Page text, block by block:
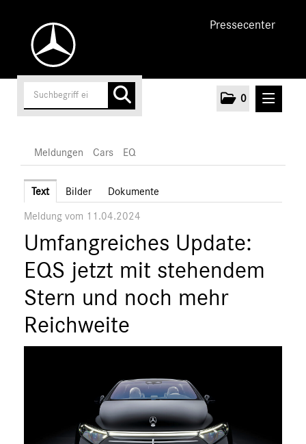
Pressecenter
0
Unternehmen
Cars
AMG
Maybach
Mercedes-Benz
smart
Meldungen Cars EQ
Text Bilder Dokumente
Meldung vom 11.04.2024
Umfangreiches Update:
EQS jetzt mit stehendem
Stern und noch mehr
Reichweite